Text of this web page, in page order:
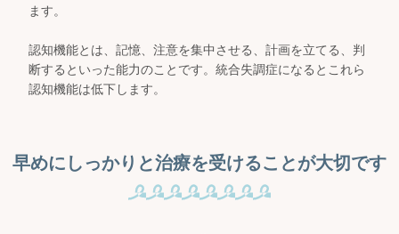
ます。
認知機能とは、記憶、注意を集中させる、計画を立てる、判
断するといった能力のことです。統合失調症になるとこれら
認知機能は低下します。
早めにしっかりと治療を受けることが大切です